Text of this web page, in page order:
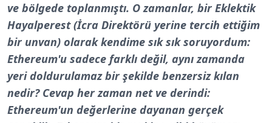
ve bölgede toplanmıştı. O zamanlar, bir Eklektik
Hayalperest (İcra Direktörü yerine tercih ettiğim
bir unvan) olarak kendime sık sık soruyordum:
Ethereum'u sadece farklı değil, aynı zamanda
yeri doldurulamaz bir şekilde benzersiz kılan
nedir? Cevap her zaman net ve derindi:
Ethereum'un değerlerine dayanan gerçek